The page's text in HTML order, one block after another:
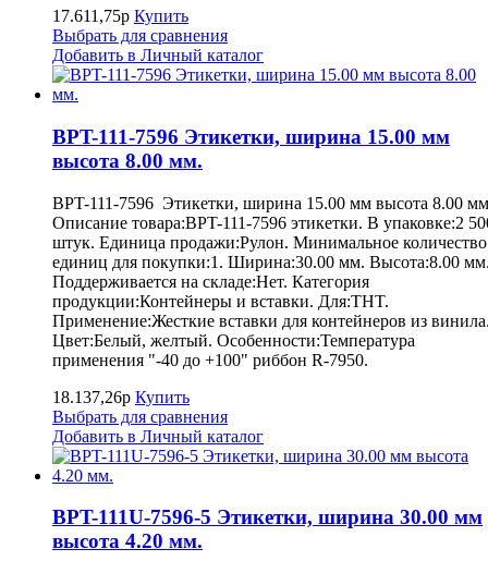
17.611,75р Купить
Выбрать для сравнения
Добавить в Личный каталог
BPT-111-7596 Этикетки, ширина 15.00 мм
высота 8.00 мм.
BPT-111-7596 Этикетки, ширина 15.00 мм высота 8.00
Описание товара:BPT-111-7596 этикетки. В упаковке:2
штук. Единица продажи:Рулон. Минимальное количество
единиц для покупки:1. Ширина:30.00 мм. Высота:8.00
Поддерживается на складе:Нет. Категория
продукции:Контейнеры и вставки. Для:THT.
Применение:Жесткие вставки для контейнеров из
Цвет:Белый, желтый. Особенности:Температура
применения "-40 до +100" риббон R-7950.
18.137,26р Купить
Выбрать для сравнения
Добавить в Личный каталог
BPT-111U-7596-5 Этикетки, ширина 30.00 мм
высота 4.20 мм.